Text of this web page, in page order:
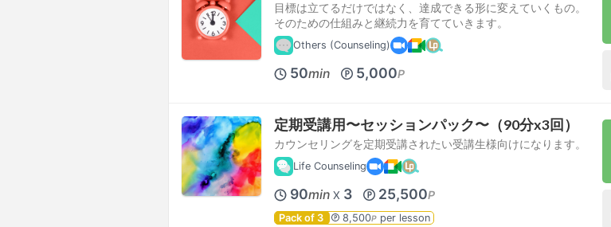
目標は立てるだけではなく、達成できる形に変えていくもの。
そのための仕組みと継続力を育てていきます。
Others (Counseling)
50min 5,000P
定期受講用〜セッションパック〜（90分x3回）
カウンセリングを定期受講されたい受講生様向けになります。
Life Counseling
90min X 3 25,500P
Pack of 3 8,500P per lesson